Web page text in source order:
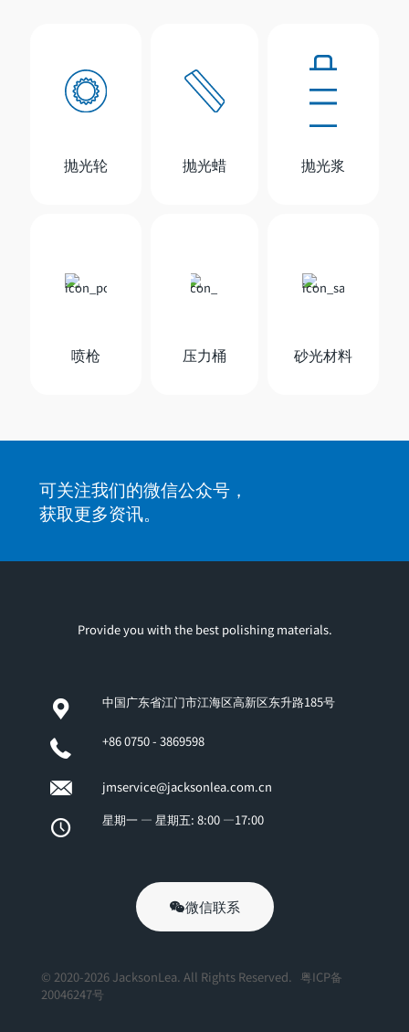
抛光轮 抛光蜡 抛光浆
喷枪 压力桶 砂光材料
可关注我们的微信公众号，
获取更多资讯。
Provide you with the best polishing materials.
中国广东省江门市江海区高新区东升路185号
+86 0750 - 3869598
jmservice@jacksonlea.com.cn
星期一 — 星期五: 8:00 —17:00
微信联系
© 2020-2026 JacksonLea. All Rights Reserved. 粤ICP备
20046247号